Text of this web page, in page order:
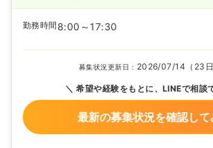
勤務時間 8:00～17:30
募集状況更新日： 2026/07/14（23日
希望や経験をもとに、LINEで相談
最新の募集状況を確認して